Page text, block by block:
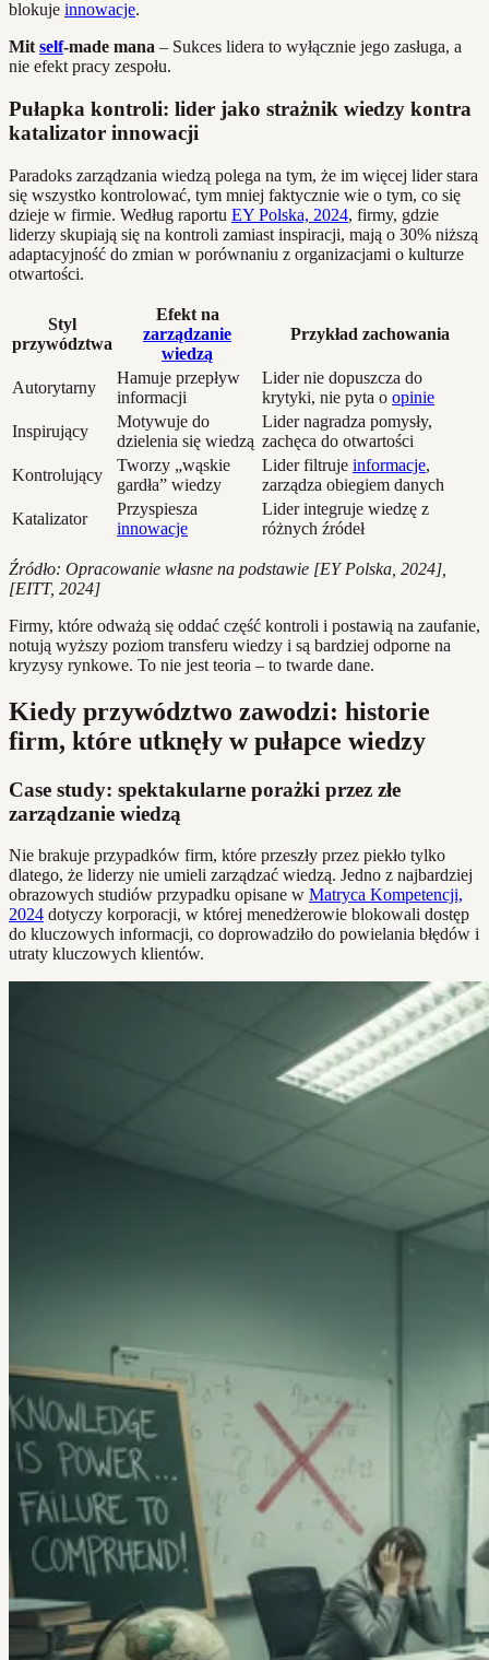
blokuje innowacje.
Mit self-made mana – Sukces lidera to wyłącznie jego zasługa, a
nie efekt pracy zespołu.
Pułapka kontroli: lider jako strażnik wiedzy kontra
katalizator innowacji
Paradoks zarządzania wiedzą polega na tym, że im więcej lider stara
się wszystko kontrolować, tym mniej faktycznie wie o tym, co się
dzieje w firmie. Według raportu EY Polska, 2024, firmy, gdzie
liderzy skupiają się na kontroli zamiast inspiracji, mają o 30% niższą
adaptacyjność do zmian w porównaniu z organizacjami o kulturze
otwartości.
Styl
przywództwa
Efekt na
zarządzanie
wiedzą
Przykład zachowania
Autorytarny
Hamuje przepływ
informacji
Lider nie dopuszcza do
krytyki, nie pyta o opinie
Inspirujący
Motywuje do
dzielenia się wiedzą
Lider nagradza pomysły,
zachęca do otwartości
Kontrolujący
Tworzy „wąskie
gardła” wiedzy
Lider filtruje informacje,
zarządza obiegiem danych
Katalizator
Przyspiesza
innowacje
Lider integruje wiedzę z
różnych źródeł
Źródło: Opracowanie własne na podstawie [EY Polska, 2024],
[EITT, 2024]
Firmy, które odważą się oddać część kontroli i postawią na zaufanie,
notują wyższy poziom transferu wiedzy i są bardziej odporne na
kryzysy rynkowe. To nie jest teoria – to twarde dane.
Kiedy przywództwo zawodzi: historie
firm, które utknęły w pułapce wiedzy
Case study: spektakularne porażki przez złe
zarządzanie wiedzą
Nie brakuje przypadków firm, które przeszły przez piekło tylko
dlatego, że liderzy nie umieli zarządzać wiedzą. Jedno z najbardziej
obrazowych studiów przypadku opisane w Matryca Kompetencji,
2024 dotyczy korporacji, w której menedżerowie blokowali dostęp
do kluczowych informacji, co doprowadziło do powielania błędów i
utraty kluczowych klientów.